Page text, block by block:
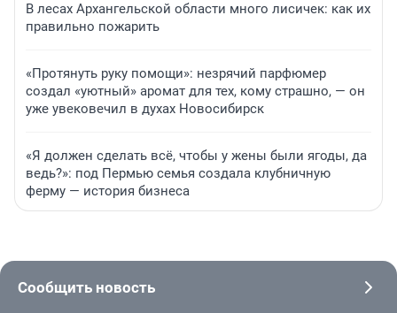
В лесах Архангельской области много лисичек: как их
правильно пожарить
«Протянуть руку помощи»: незрячий парфюмер
создал «уютный» аромат для тех, кому страшно, — он
уже увековечил в духах Новосибирск
«Я должен сделать всё, чтобы у жены были ягоды, да
ведь?»: под Пермью семья создала клубничную
ферму — история бизнеса
Сообщить новость